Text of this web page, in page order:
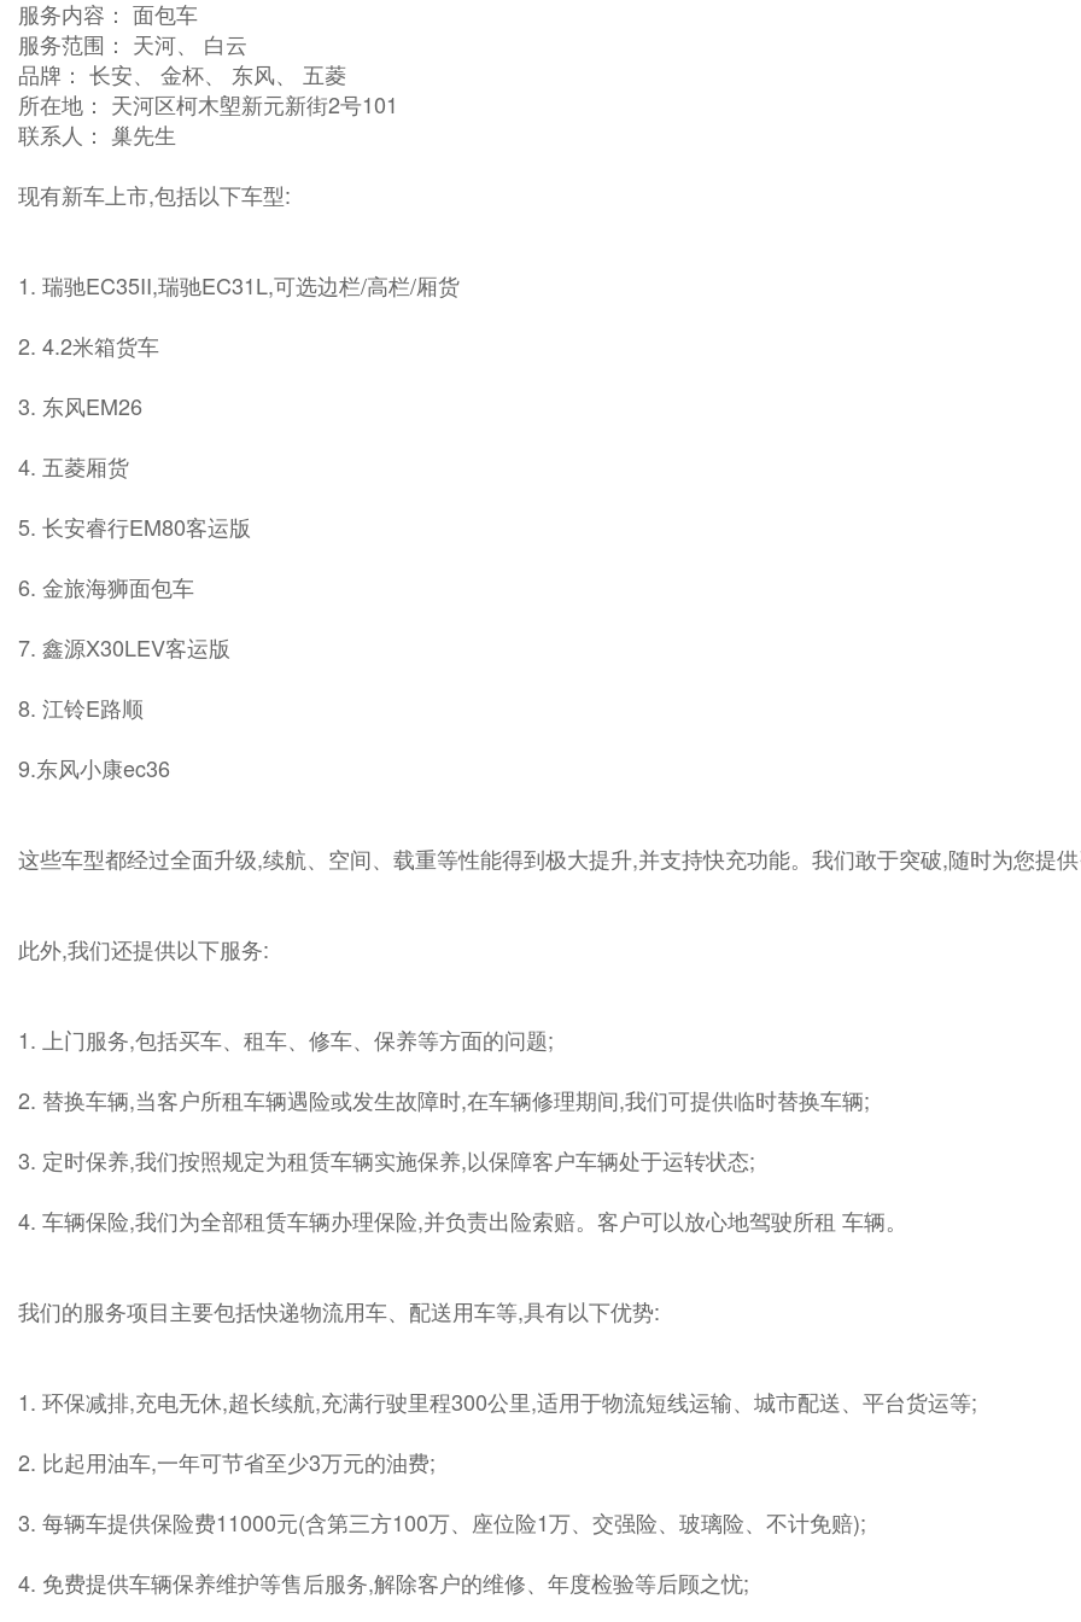
服务内容： 面包车
服务范围： 天河、 白云
品牌： 长安、 金杯、 东风、 五菱
所在地： 天河区柯木塱新元新街2号101
联系人： 巢先生
现有新车上市,包括以下车型:
1. 瑞驰EC35II,瑞驰EC31L,可选边栏/高栏/厢货
2. 4.2米箱货车
3. 东风EM26
4. 五菱厢货
5. 长安睿行EM80客运版
6. 金旅海狮面包车
7. 鑫源X30LEV客运版
8. 江铃E路顺
9.东风小康ec36
这些车型都经过全面升级,续航、空间、载重等性能得到极大提升,并支持快充功能。我们敢于突破,随时为您提供
此外,我们还提供以下服务:
1. 上门服务,包括买车、租车、修车、保养等方面的问题;
2. 替换车辆,当客户所租车辆遇险或发生故障时,在车辆修理期间,我们可提供临时替换车辆;
3. 定时保养,我们按照规定为租赁车辆实施保养,以保障客户车辆处于运转状态;
4. 车辆保险,我们为全部租赁车辆办理保险,并负责出险索赔。客户可以放心地驾驶所租 车辆。
我们的服务项目主要包括快递物流用车、配送用车等,具有以下优势:
1. 环保减排,充电无休,超长续航,充满行驶里程300公里,适用于物流短线运输、城市配送、平台货运等;
2. 比起用油车,一年可节省至少3万元的油费;
3. 每辆车提供保险费11000元(含第三方100万、座位险1万、交强险、玻璃险、不计免赔);
4. 免费提供车辆保养维护等售后服务,解除客户的维修、年度检验等后顾之忧;